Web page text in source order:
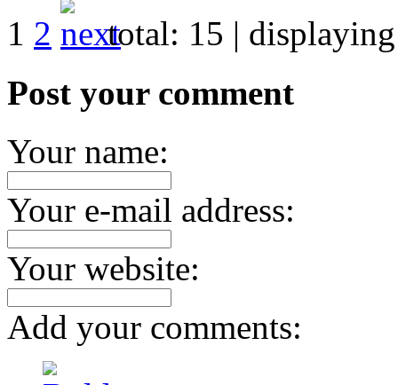
1 2 total: 15 |
Post your comment
Your name:
Your e-mail address:
Your website:
Add your comments: